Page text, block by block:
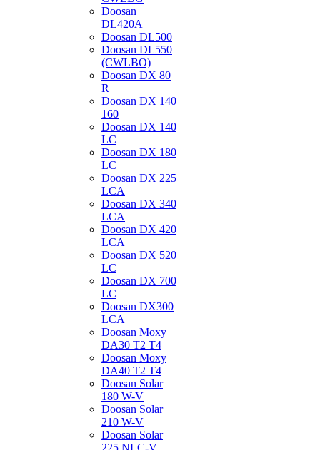
Doosan
DL420A
Doosan DL500
Doosan DL550
(CWLBO)
Doosan DX 80
R
Doosan DX 140
160
Doosan DX 140
LC
Doosan DX 180
LC
Doosan DX 225
LCA
Doosan DX 340
LCA
Doosan DX 420
LCA
Doosan DX 520
LC
Doosan DX 700
LC
Doosan DX300
LCA
Doosan Moxy
DA30 T2 T4
Doosan Moxy
DA40 T2 T4
Doosan Solar
180 W-V
Doosan Solar
210 W-V
Doosan Solar
225 NLC-V